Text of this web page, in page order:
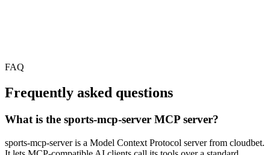
FAQ
Frequently asked questions
What is the sports-mcp-server MCP server?
sports-mcp-server is a Model Context Protocol server from cloudbet.